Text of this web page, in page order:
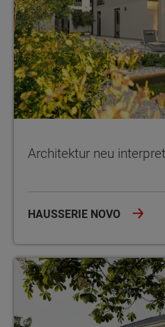
Architektur neu
HAUSSERIE NOVO
Massivhäuser für Mehr als eine